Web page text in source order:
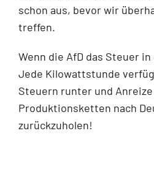
schon aus, bevor wir
treffen.
Wenn die AfD das Steuer
Jede Kilowattstunde
Steuern runter und
Produktionsketten nach
zurückzuholen!